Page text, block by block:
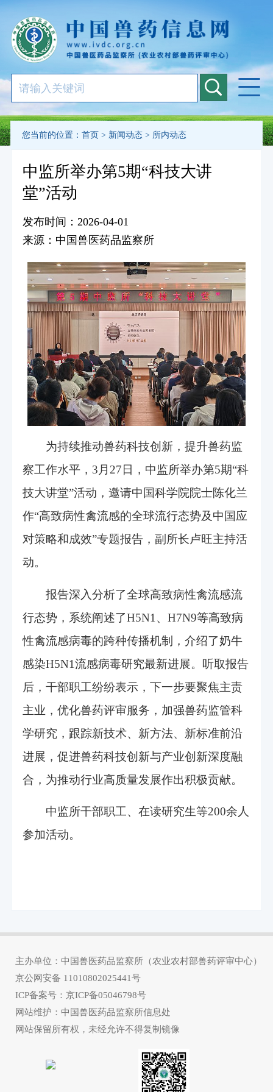
您当前的位置： 首页> 新闻动态> 所内动态
中监所举办第5期“科技大讲
堂”活动
发布时间：2026-04-01
来源：中国兽医药品监察所
为持续推动兽药科技创新，提升兽药监
察工作水平，3月27日，中监所举办第5期“科
技大讲堂”活动，邀请中国科学院院士陈化兰
作“高致病性禽流感的全球流行态势及中国应
对策略和成效”专题报告，副所长卢旺主持活
动。
报告深入分析了全球高致病性禽流感流
行态势，系统阐述了H5N1、H7N9等高致病
性禽流感病毒的跨种传播机制，介绍了奶牛
感染H5N1流感病毒研究最新进展。听取报告
后，干部职工纷纷表示，下一步要聚焦主责
主业，优化兽药评审服务，加强兽药监管科
学研究，跟踪新技术、新方法、新标准前沿
进展，促进兽药科技创新与产业创新深度融
合，为推动行业高质量发展作出积极贡献。
中监所干部职工、在读研究生等200余人
参加活动。
主办单位：中国兽医药品监察所（农业农村部兽药评审中心）
京公网安备 11010802025441号
ICP备案号：京ICP备05046798号
网站维护：中国兽医药品监察所信息处
网站保留所有权，未经允许不得复制镜像